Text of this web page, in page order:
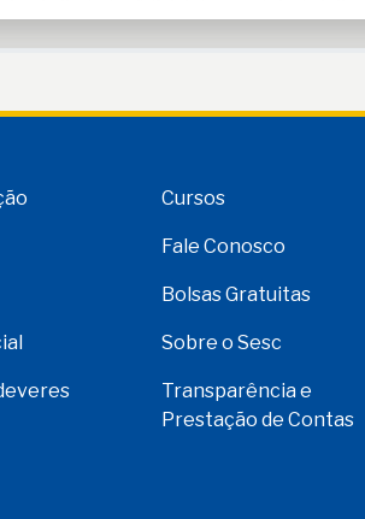
Cursos
Fale Conosco
Bolsas Gratuitas
Sobre o Sesc
Transparência e
Prestação de Contas